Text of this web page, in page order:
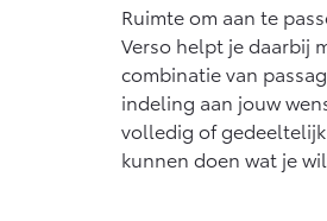
Ruimte om aan te
Verso helpt je daarbij
combinatie van
indeling aan jouw
volledig of
kunnen doen wat je